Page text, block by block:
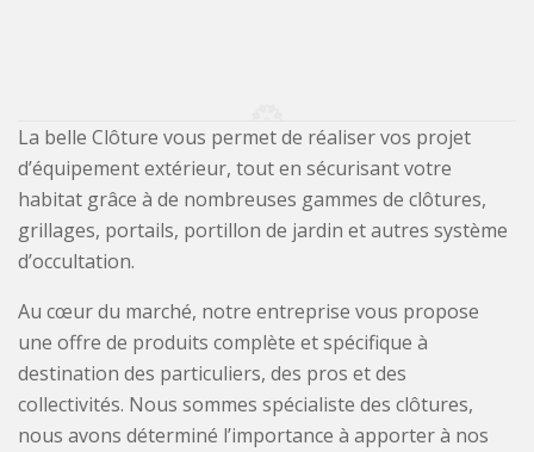
La belle Clôture vous permet de réaliser vos projet
d’équipement extérieur, tout en sécurisant votre
habitat grâce à de nombreuses gammes de clôtures,
grillages, portails, portillon de jardin et autres système
d’occultation.
Au cœur du marché, notre entreprise vous propose
une offre de produits complète et spécifique à
destination des particuliers, des pros et des
collectivités. Nous sommes spécialiste des clôtures,
nous avons déterminé l’importance à apporter à nos